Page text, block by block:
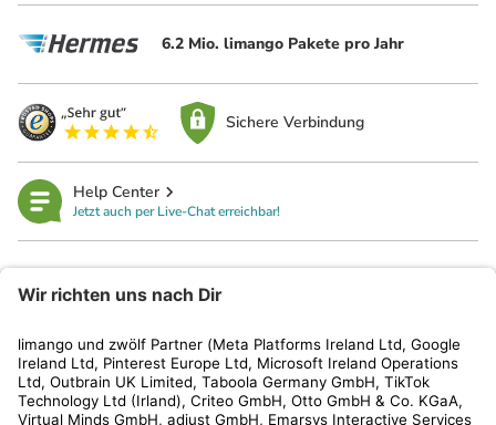
6.2 Mio. limango Pakete pro Jahr
Sichere Verbindung
Help Center
Jetzt auch per Live-Chat erreichbar!
Kundenservice